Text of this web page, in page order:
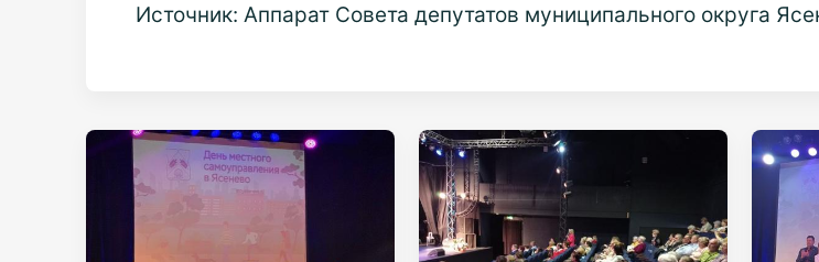
Источник: Аппарат Совета депутатов муниципального округа